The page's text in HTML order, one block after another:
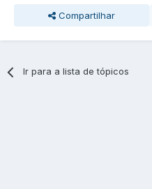
Compartilhar
Ir para a lista de tópicos